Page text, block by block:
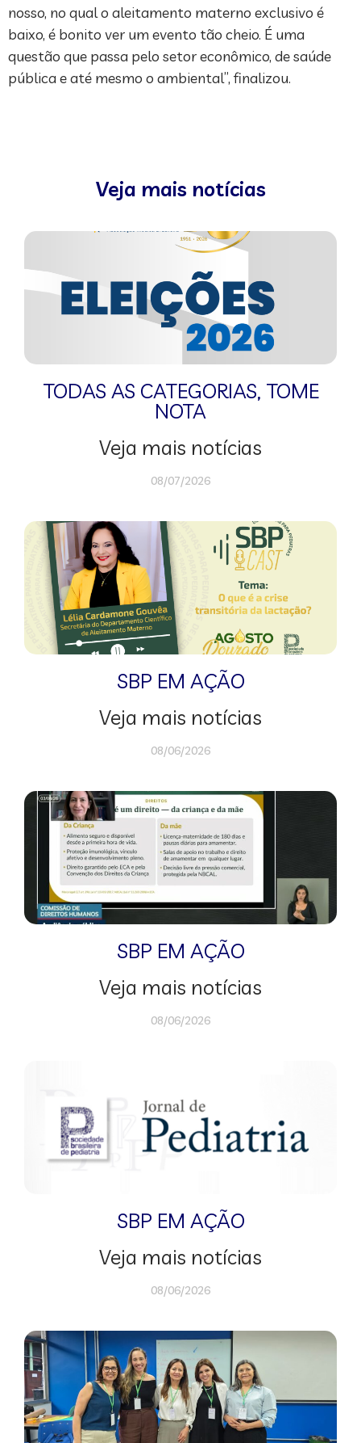
nosso, no qual o aleitamento materno exclusivo é
baixo, é bonito ver um evento tão cheio. É uma
questão que passa pelo setor econômico, de saúde
pública e até mesmo o ambiental”, finalizou.
Veja mais notícias
TODAS AS CATEGORIAS, TOME
NOTA
Veja mais notícias
08/07/2026
SBP EM AÇÃO
Veja mais notícias
08/06/2026
SBP EM AÇÃO
Veja mais notícias
08/06/2026
SBP EM AÇÃO
Veja mais notícias
08/06/2026